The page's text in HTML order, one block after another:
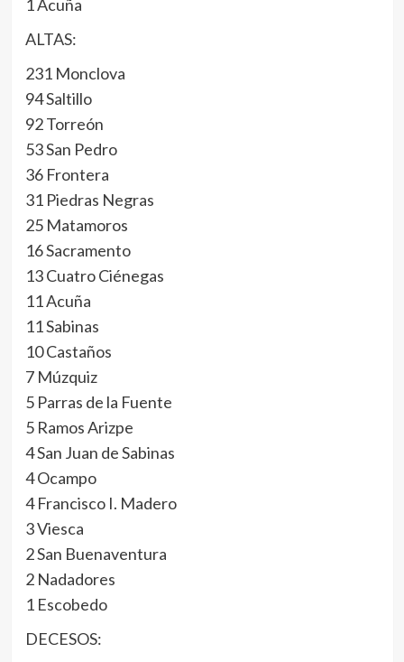
1 Acuña
ALTAS:
231 Monclova
94 Saltillo
92 Torreón
53 San Pedro
36 Frontera
31 Piedras Negras
25 Matamoros
16 Sacramento
13 Cuatro Ciénegas
11 Acuña
11 Sabinas
10 Castaños
7 Múzquiz
5 Parras de la Fuente
5 Ramos Arizpe
4 San Juan de Sabinas
4 Ocampo
4 Francisco I. Madero
3 Viesca
2 San Buenaventura
2 Nadadores
1 Escobedo
DECESOS: